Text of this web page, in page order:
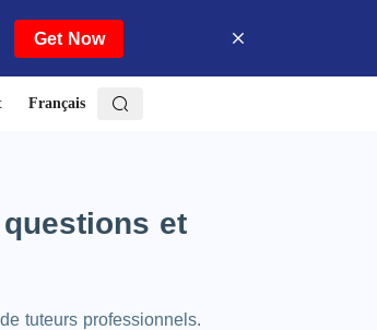
Get Now
Français
et
tuteurs professionnels.